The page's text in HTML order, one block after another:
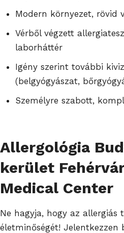
Modern környezet, rövid
Vérből végzett
laborháttér
Igény szerint további
(belgyógyászat,
Személyre szabott,
Allergológia
kerület
Medical Center
Ne hagyja, hogy az allergiás
életminőségét! Jelentkezzen